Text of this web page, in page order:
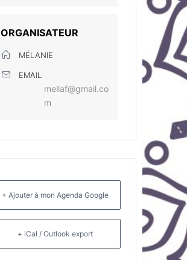
ORGANISATEUR
MÉLANIE
EMAIL
mellaf@gmail.co
m
+ Ajouter à mon Agenda Google
+ iCal / Outlook export